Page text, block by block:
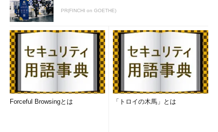
PR(FINCHI on GOETHE)
Forceful Browsingとは 「トロイの木馬」とは